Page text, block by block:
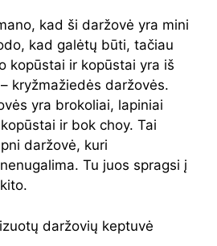
kad ši daržovė yra mini
kad galėtų būti, tačiau
kopūstai ir kopūstai yra iš
kryžmažiedės daržovės.
yra brokoliai, lapiniai
ir bok choy. Tai
daržovė, kuri
Tu juos spragsi į